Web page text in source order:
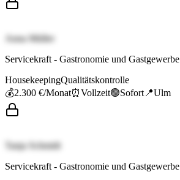
Anna Müller
Servicekraft - Gastronomie und Gastgewerbe
HousekeepingQualitätskontrolle
💰2.300 €/Monat⏰Vollzeit🟢Sofort 📍Ulm
Tanja Schmidt
Servicekraft - Gastronomie und Gastgewerbe